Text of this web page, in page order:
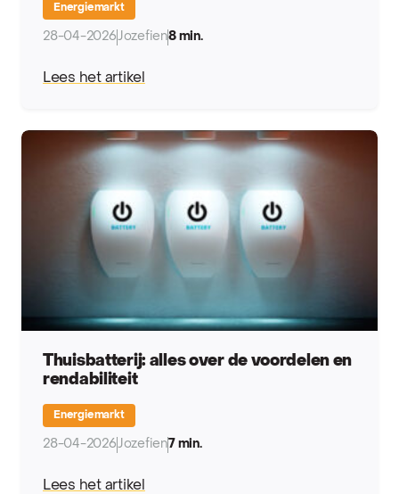
Energiemarkt
28-04-2026Jozefien8 min.
Lees het artikel
Thuisbatterij: alles over de voordelen en
rendabiliteit
Energiemarkt
28-04-2026Jozefien7 min.
Lees het artikel